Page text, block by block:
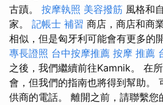
古蹟。 按摩執照 美容撥筋 風格和
家。 記帳士 補習 商店，商店和商
相似，但是匈牙利可能會有更多的
專長證照 台中按摩推薦 按摩 推薦
之後，我們繼續前往Kamnik。 在
會，但我們的指南也將得到幫助。
供商的電話。 離開之前，請聯繫您